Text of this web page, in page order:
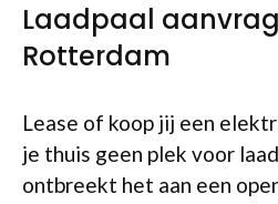
Laadpaal
Rotterdam
Lease of koop jij een
je thuis geen plek voor
ontbreekt het aan een